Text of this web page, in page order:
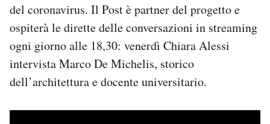
AREA PERSONALE
Area Personale
Newsletter
Regala il Post
del coronavirus. Il Post è partner del progetto e
ospiterà le dirette delle conversazioni in streaming
ogni giorno alle 18,30: venerdì Chiara Alessi
intervista Marco De Michelis, storico
dell’architettura e docente universitario.